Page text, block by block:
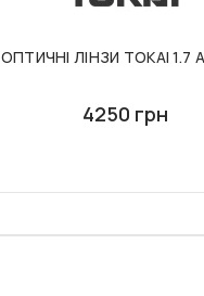
ОПТИЧНІ ЛІНЗИ TOKAI 1.7
4250 грн